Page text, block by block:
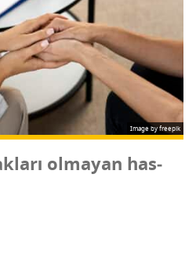
Image by freepik
olma­yan has­